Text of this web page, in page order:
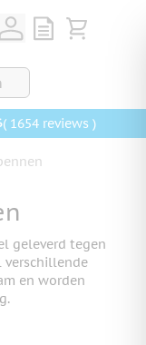
View quote,
Bekijk
( 1654 reviews )
geleverd tegen
verschillende
en worden